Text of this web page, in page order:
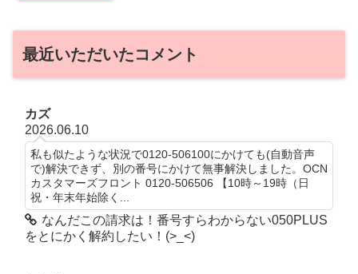
最近いただいたコメント
カズ
2026.06.10
私も似たような状況で0120-506100にかけても(自動音声
で)解決できず、別の番号にかけて無事解決しました。OCN
カスタマーズフロント 0120-506506 【10時～19時（日
祝・年末年始除く...
なんだこの請求は！番号すらわからない050PLUS
をとにかく解約したい！(>_<)